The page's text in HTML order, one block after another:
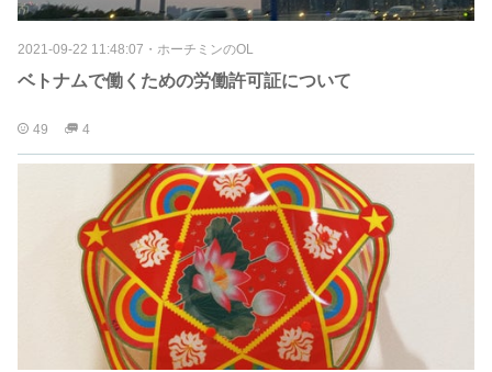
2021-09-22 11:48:07 ・ ホーチミンのOL
ベトナムで働くための労働許可証について
49 4